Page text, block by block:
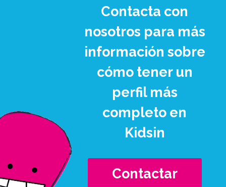
Contacta con
nosotros para más
información sobre
cómo tener un
perfil más
completo en
Kidsin
Contactar